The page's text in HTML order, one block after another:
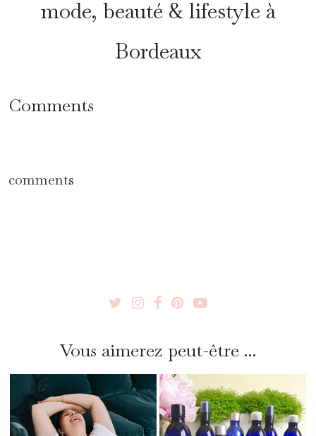
mode, beauté & lifestyle à
Bordeaux
Comments
comments
Vous aimerez peut-être ...